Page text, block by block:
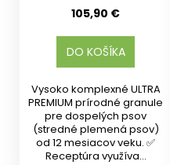
105,90 €
DO KOŠÍKA
Vysoko komplexné ULTRA
PREMIUM prírodné granule
pre dospelých psov
(stredné plemená psov)
od 12 mesiacov veku. ✅
Receptúra využíva...